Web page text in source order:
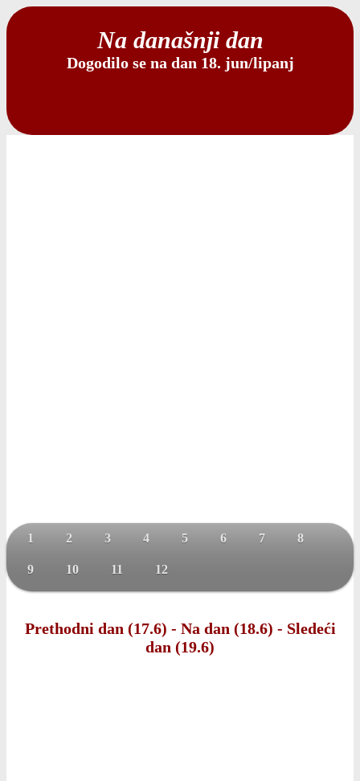
Na današnji dan
Dogodilo se na dan 18. jun/lipanj
1 2 3 4 5 6 7 8
9 10 11 12
Prethodni dan (17.6) - Na dan (18.6) - Sledeći
dan (19.6)